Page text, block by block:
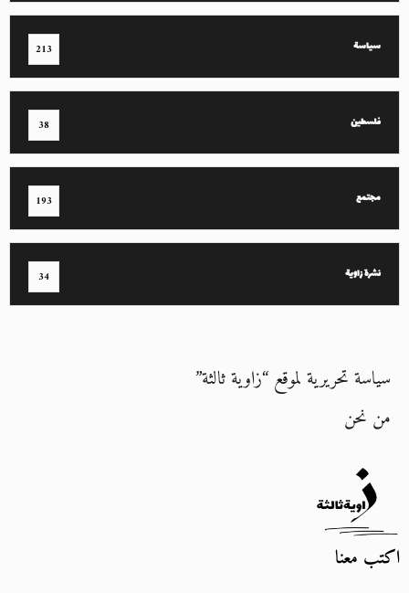
سياسة 213
فلسطين 38
مجتمع 193
نشرة زاوية 34
سياسة تحريرية لموقع “زاوية ثالثة”
من نحن
اكتب معنا